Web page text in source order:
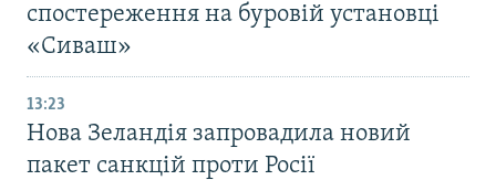
спостереження на буровій установці
«Сиваш»
13:23
Нова Зеландія запровадила новий
пакет санкцій проти Росії